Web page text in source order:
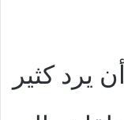
يرد كثير